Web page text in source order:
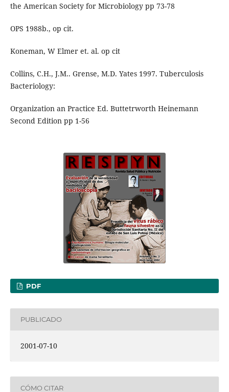
the American Society for Microbiology pp 73-78
OPS 1988b., op cit.
Koneman, W Elmer et. al. op cit
Collins, C.H., J.M.. Grense, M.D. Yates 1997. Tuberculosis
Bacteriology:
Organization an Practice Ed. Buttetrworth Heinemann
Second Edition pp 1-56
PDF
PUBLICADO
2001-07-10
CÓMO CITAR